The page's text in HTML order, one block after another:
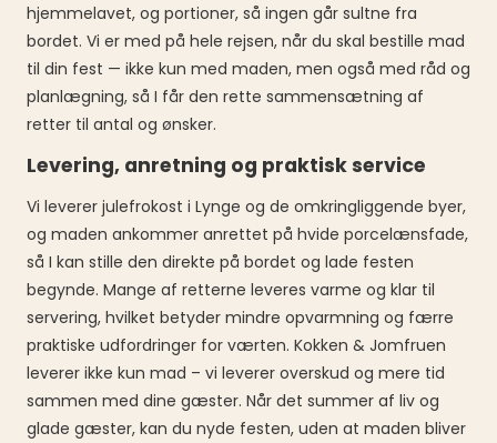
hjemmelavet, og portioner, så ingen går sultne fra
bordet. Vi er med på hele rejsen, når du skal bestille mad
til din fest — ikke kun med maden, men også med råd og
planlægning, så I får den rette sammensætning af
retter til antal og ønsker.
Levering, anretning og praktisk service
Vi leverer julefrokost i Lynge og de omkringliggende byer,
og maden ankommer anrettet på hvide porcelænsfade,
så I kan stille den direkte på bordet og lade festen
begynde. Mange af retterne leveres varme og klar til
servering, hvilket betyder mindre opvarmning og færre
praktiske udfordringer for værten. Kokken & Jomfruen
leverer ikke kun mad – vi leverer overskud og mere tid
sammen med dine gæster. Når det summer af liv og
glade gæster, kan du nyde festen, uden at maden bliver